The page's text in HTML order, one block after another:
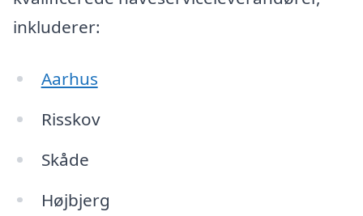
inkluderer:
Aarhus
Risskov
Skåde
Højbjerg